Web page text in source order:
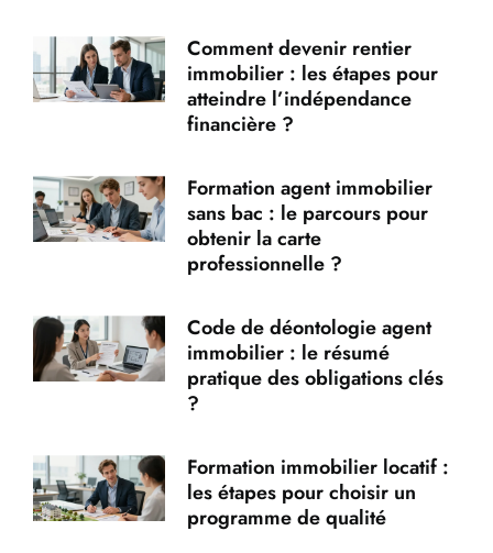
Comment devenir rentier
immobilier : les étapes pour
atteindre l’indépendance
financière ?
Formation agent immobilier
sans bac : le parcours pour
obtenir la carte
professionnelle ?
Code de déontologie agent
immobilier : le résumé
pratique des obligations clés
?
Formation immobilier locatif :
les étapes pour choisir un
programme de qualité